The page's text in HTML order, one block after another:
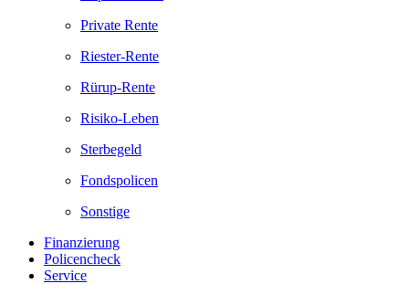
Private Rente
Riester-Rente
Rürup-Rente
Risiko-Leben
Sterbegeld
Fondspolicen
Sonstige
Finanzierung
Policencheck
Service